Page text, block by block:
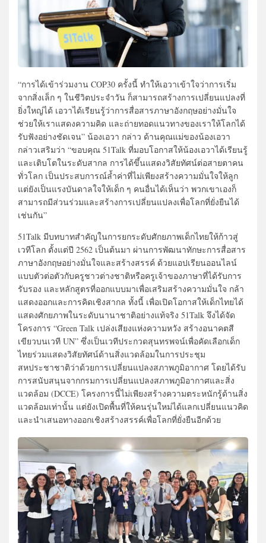
“การได้เข้าร่วมงาน COP30 ครั้งนี้ ทำให้เอวาเข้าใจว่าการเริ่ม
จากสิ่งเล็ก ๆ ในชีวิตประจำวัน ก็สามารถสร้างการเปลี่ยนแปลงที่
ยิ่งใหญ่ได้ เอวาได้เรียนรู้ว่าการสื่อสารภาษาอังกฤษอย่างมั่นใจ
ช่วยให้เราแสดงความคิด และถ่ายทอดแนวทางของเราให้โลกได้
รับฟังอย่างชัดเจน” น้องเอวา กล่าว ด้านคุณแม่ของน้องเอวา
กล่าวเสริมว่า “ขอบคุณ 51Talk ที่มอบโอกาสให้น้องเอวาได้เรียนรู้
และเติบโตในระดับสากล การได้ขึ้นแสดงวิสัยทัศน์ต่อสายตาคน
ทั่วโลก เป็นประสบการณ์ล้ำค่าที่ไม่เพียงสร้างความมั่นใจให้ลูก
แต่ยังเป็นแรงบันดาลใจให้เด็ก ๆ คนอื่นได้เห็นว่า พวกเขาเองก็
สามารถมีส่วนร่วมและสร้างการเปลี่ยนแปลงเพื่อโลกที่ยั่งยืนได้
เช่นกัน”
51Talk มีบทบาทสำคัญในการยกระดับศักยภาพเด็กไทยให้ก้าวสู่
เวทีโลก ตั้งแต่ปี 2562 เป็นต้นมา ผ่านการพัฒนาทักษะการสื่อสาร
ภาษาอังกฤษอย่างมั่นใจและสร้างสรรค์ ด้วยแอปเรียนออนไลน์
แบบตัวต่อตัวกับครูชาวต่างชาติหรือครูเจ้าของภาษาที่ได้รับการ
รับรอง และหลักสูตรที่ออกแบบมาเพื่อเสริมสร้างความมั่นใจ กล้า
แสดงออกและการคิดเชิงสากล ทั้งนี้ เพื่อเปิดโอกาสให้เด็กไทยได้
แสดงศักยภาพในระดับนานาชาติอย่างแท้จริง 51Talk จึงได้จัด
โครงการ “Green Talk เปล่งเสียงแห่งความหวัง สร้างอนาคตสี
เขียวบนเวที UN” ซึ่งเป็นเวทีประกวดสุนทรพจน์เพื่อคัดเลือกเด็ก
ไทยร่วมแสดงวิสัยทัศน์ด้านสิ่งแวดล้อมในการประชุม
สหประชาชาติว่าด้วยการเปลี่ยนแปลงสภาพภูมิอากาศ โดยได้รับ
การสนับสนุนจากกรมการเปลี่ยนแปลงสภาพภูมิอากาศและสิ่ง
แวดล้อม (DCCE) โครงการนี้ไม่เพียงสร้างความตระหนักรู้ด้านสิ่ง
แวดล้อมเท่านั้น แต่ยังเปิดพื้นที่ให้คนรุ่นใหม่ได้แลกเปลี่ยนแนวคิด
และนำเสนอทางออกเชิงสร้างสรรค์เพื่อโลกที่ยั่งยืนอีกด้วย